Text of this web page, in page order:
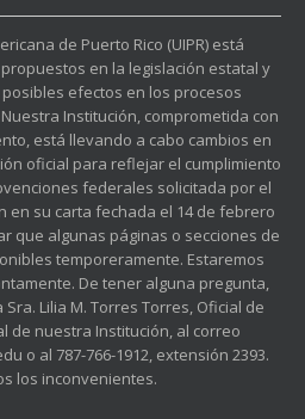
de Puerto Rico (UIPR) está
en la legislación estatal y
efectos en los procesos
Institución, comprometida con
está llevando a cabo cambios en
oficial para reflejar el cumplimiento
federales solicitada por el
en su carta fechada el 14 de febrero
que algunas páginas o secciones de
temporeramente. Estaremos
De tener alguna pregunta,
Lilia M. Torres Torres, Oficial de
de nuestra Institución, al correo
o al 787-766-1912, extensión 2393.
los inconvenientes.